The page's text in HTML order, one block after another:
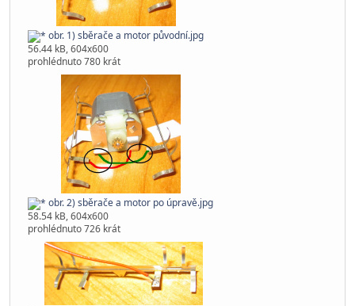
obr. 1) sběrače a motor původní.jpg
56.44 kB, 604x600
prohlédnuto 780 krát
obr. 2) sběrače a motor po úpravě.jpg
58.54 kB, 604x600
prohlédnuto 726 krát